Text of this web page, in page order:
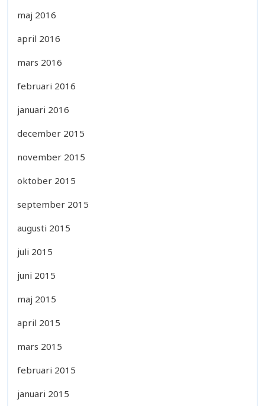
maj 2016
april 2016
mars 2016
februari 2016
januari 2016
december 2015
november 2015
oktober 2015
september 2015
augusti 2015
juli 2015
juni 2015
maj 2015
april 2015
mars 2015
februari 2015
januari 2015